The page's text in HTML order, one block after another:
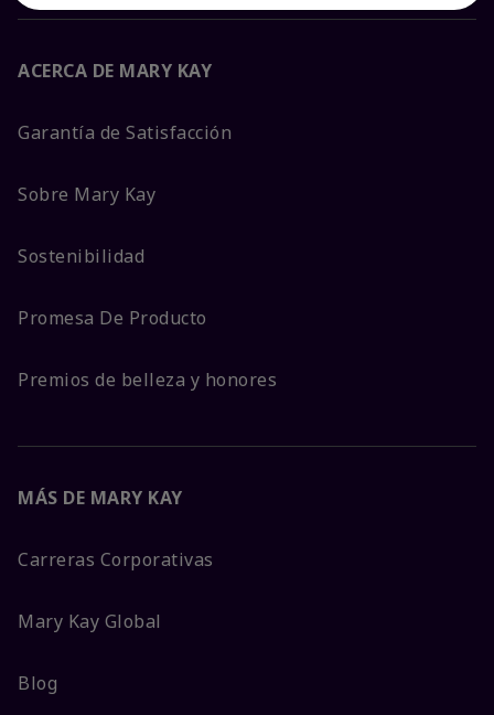
ACERCA DE MARY KAY
Garantía de Satisfacción
Sobre Mary Kay
Sostenibilidad
Promesa De Producto
Premios de belleza y honores
MÁS DE MARY KAY
Carreras Corporativas
Mary Kay Global
Blog